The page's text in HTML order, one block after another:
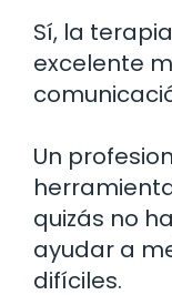
Sí, la
excelente
Un
quizás no
ayudar a
difíciles.